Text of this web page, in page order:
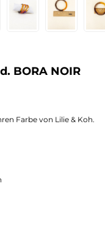
BORA NOIR
Farbe von Lilie & Koh.